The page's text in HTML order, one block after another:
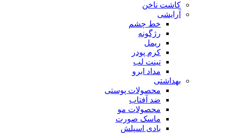
کاشت ناخن
آرایشی
خط چشم
رژگونه
ریمل
کرم پودر
تینت لب
مداد ابرو
بهداشتی
محصولات پوستی
ضد آفتاب
محصولات مو
ماسک صورت
بادی اسپلش